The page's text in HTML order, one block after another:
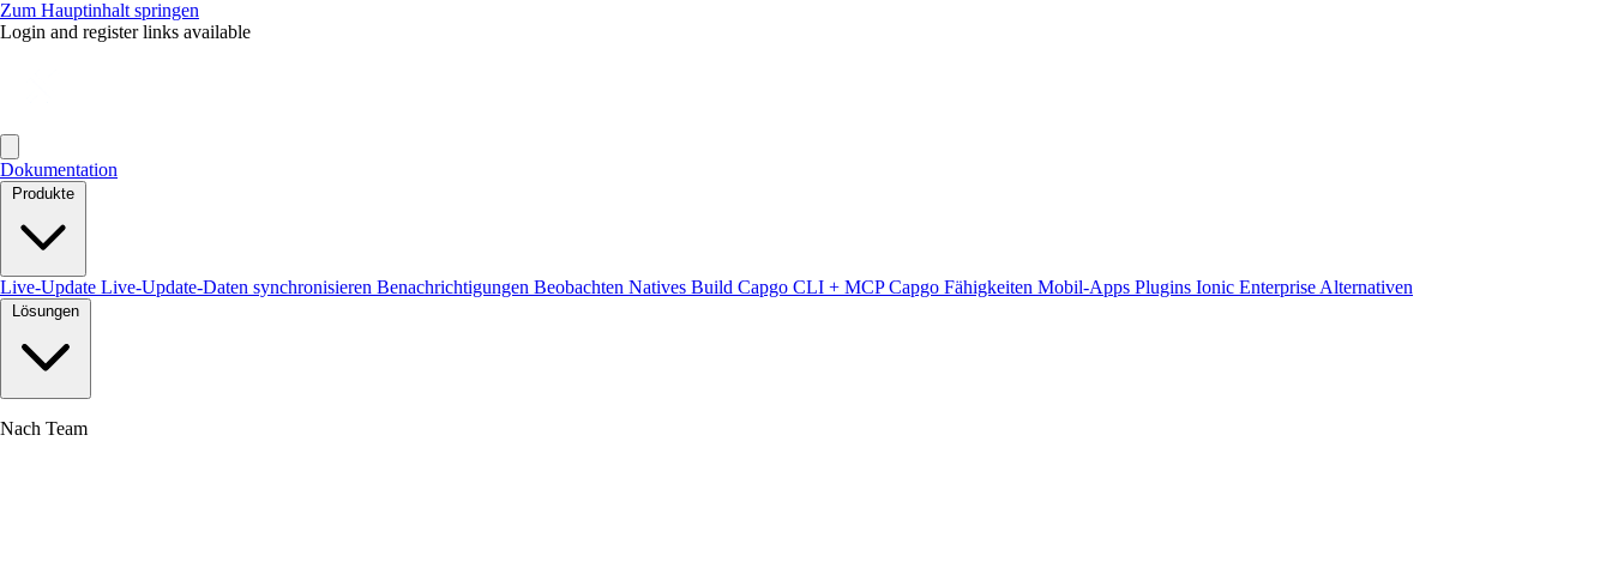
Zum Hauptinhalt springen
Login and register links available
Dokumentation
Produkte
Live-Update Live-Update-Daten synchronisieren Benachrichtigungen Beobachten Natives Build Capgo CLI + MCPCapgo Fähigkeiten Mobil-Apps Plugins Ionic Enterprise Alternativen
Lösungen
Nach Team